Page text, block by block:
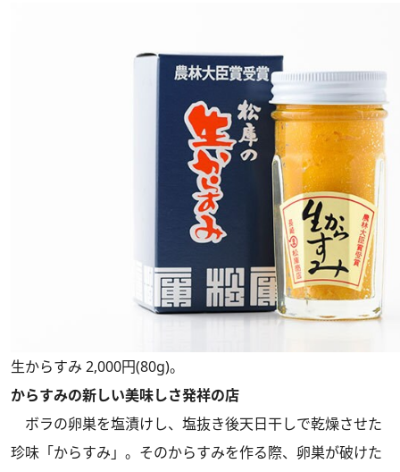
生からすみ 2,000円(80g)。
からすみの新しい美味しさ発祥の店
ボラの卵巣を塩漬けし、塩抜き後天日干しで乾燥させた
珍味「からすみ」。そのからすみを作る際、卵巣が破けた